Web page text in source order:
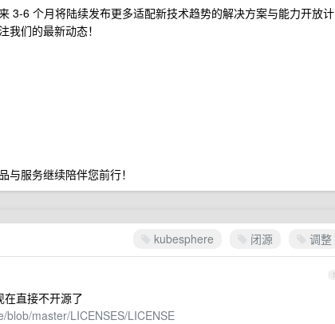
3-6 个月将陆续发布更多适配新技术趋势的解决方案与能力开放计
们的最新动态！
服务继续陪伴您前行！
kubesphere 闭源 调整
1
直接不开源了
master/LICENSES/LICENSE